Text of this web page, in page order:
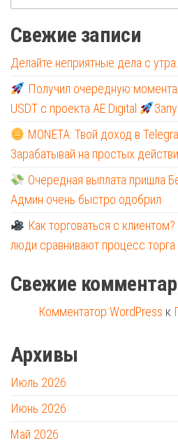
Свежие записи
Делайте неприятные дела с утра.
Получил очередную
USDT с проекта AE Digital
Запу
MONETA: Твой доход в
Зарабатывай на простых
Очередная выплата пришла
Админ очень быстро одобрил
Как торговаться с
люди сравнивают процесс торга
Свежие
Комментатор WordPress к
Архивы
Июль 2026
Июнь 2026
Май 2026